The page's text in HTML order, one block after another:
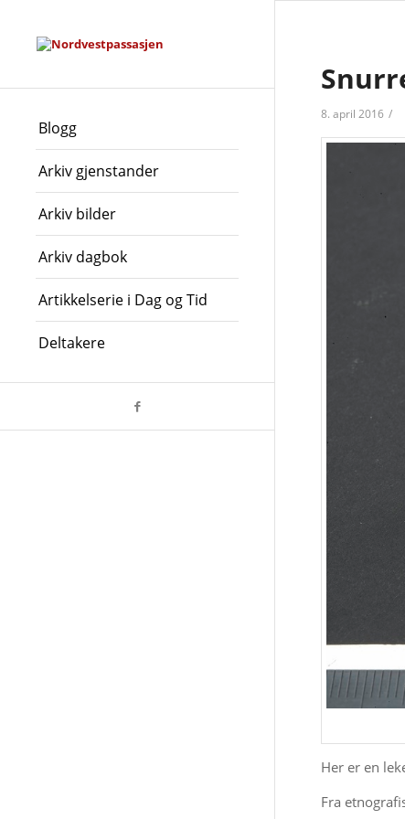
Blogg
Arkiv gjenstander
Arkiv bilder
Arkiv dagbok
Artikkelserie i Dag og Tid
Deltakere
8. april 2016 /
Her er en
Fra